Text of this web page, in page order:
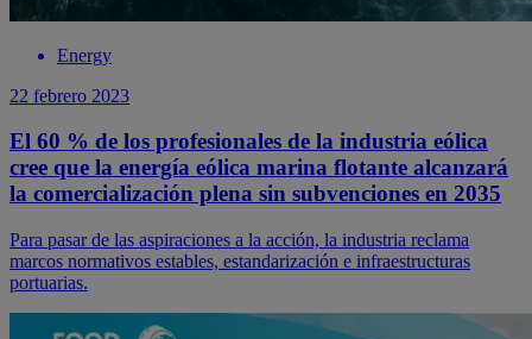
Energy
22 febrero 2023
El 60 % de los profesionales de la industria eólica
cree que la energía eólica marina flotante alcanzará
la comercialización plena sin subvenciones en 2035
Para pasar de las aspiraciones a la acción, la industria reclama
marcos normativos estables, estandarización e infraestructuras
portuarias.